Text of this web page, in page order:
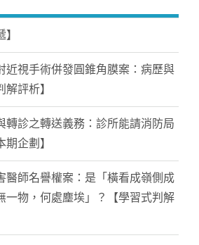
近視手術併發圓錐角膜案：病歷與
評析】
轉診之轉送義務：診所能請消防局
企劃】
醫師名譽權案：是「橫看成嶺側成
一物，何處塵埃」？【學習式判解